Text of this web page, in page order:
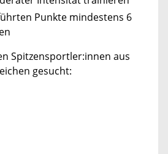
Punkte mindestens 6
Spitzensportler:innen aus
gesucht: